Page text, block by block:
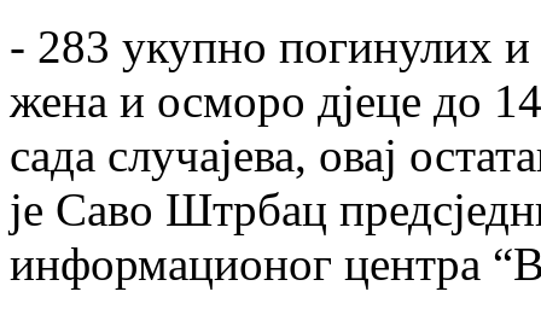
- 283 укупно погинулих
жена и осморо дјеце до
сада случајева, овај
је Саво Штрбац
информационог центра